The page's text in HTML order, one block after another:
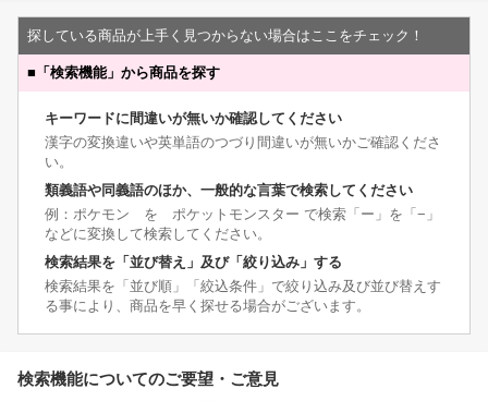
探している商品が上手く見つからない場合はここをチェック！
■ 「検索機能」から商品を探す
キーワードに間違いが無いか確認してください
漢字の変換違いや英単語のつづり間違いが無いかご確認くださ
い。
類義語や同義語のほか、一般的な言葉で検索してください
例：ポケモン を ポケットモンスター で検索「ー」を「−」
などに変換して検索してください。
検索結果を「並び替え」及び「絞り込み」する
検索結果を「並び順」「絞込条件」で絞り込み及び並び替えす
る事により、商品を早く探せる場合がございます。
検索機能についてのご要望・ご意見